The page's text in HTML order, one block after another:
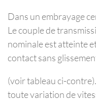
Dans un embrayage
Le couple de
nominale est atteinte
contact sans
(voir tableau ci-
toute variation de